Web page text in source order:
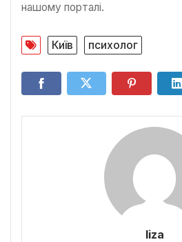
нашому порталі.
Київ психолог
liza